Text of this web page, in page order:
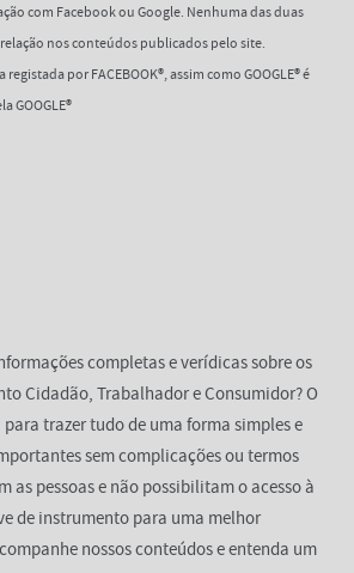
com Facebook ou Google. Nenhuma das duas
nos conteúdos publicados pelo site.
registada por FACEBOOK®, assim como GOOGLE® é
GOOGLE®
completas e verídicas sobre os
Cidadão, Trabalhador e Consumidor? O
trazer tudo de uma forma simples e
sem complicações ou termos
as pessoas e não possibilitam o acesso à
de instrumento para uma melhor
nossos conteúdos e entenda um